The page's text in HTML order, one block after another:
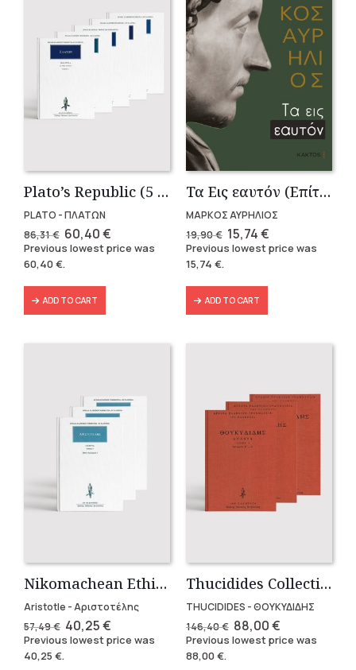
Plato’s Republic (5 volumes)
PLATO - ΠΛΑΤΩΝ
86,31€ Original
price
was:
86,31 €.
60,40€Current
price
is:
Previous lowest price was
60,40€.
ADD TO CART
Τα Εις εαυτόν (Επίτομο) – Μάρκος Αυρήλιος
ΜΑΡΚΟΣ ΑΥΡΗΛΙΟΣ
19,90€ Original
price
was:
15,74€Current
price
is:
Previous lowest price was
15,74 €.
ADD TO CART
Nikomachean Ethics (3 volumes)
Aristotle - Αριστοτέλης
57,49€ Original
price
was:
57,49 €.
40,25€Current
price
is:
Previous lowest price was
40,25 €.
Thucidides Collection – Hardbound Edition (4 volumes)
THUCIDIDES - ΘΟΥΚΥΔΙΔΗΣ
146,40€ Original
price
was:
88,00€Current
price
is:
Previous lowest price was
88,00€.